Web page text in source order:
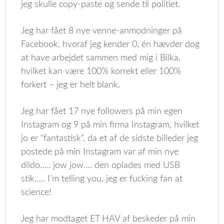
jeg skulle copy-paste og sende til politiet.
Jeg har fået 8 nye venne-anmodninger på
Facebook, hvoraf jeg kender 0, én hævder dog
at have arbejdet sammen med mig i Bilka,
hvilket kan være 100% korrekt eller 100%
forkert – jeg er helt blank.
Jeg har fået 17 nye followers på min egen
Instagram og 9 på min firma Instagram, hvilket
jo er “fantastisk”, da et af de sidste billeder jeg
postede på min Instagram var af min nye
dildo….. jow jow…. den oplades med USB
stik….. I’m telling you, jeg er fucking fan at
science!
Jeg har modtaget ET HAV af beskeder på min